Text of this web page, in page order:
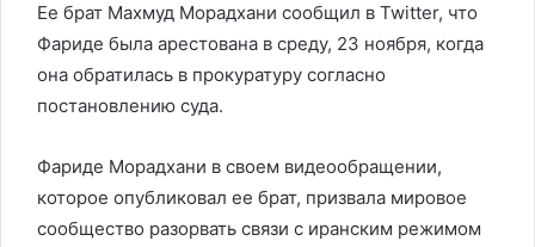
Ее брат Махмуд Морадхани сообщил в Twitter, что
Фариде была арестована в среду, 23 ноября, когда
она обратилась в прокуратуру согласно
постановлению суда.
Фариде Морадхани в своем видеообращении,
которое опубликовал ее брат, призвала мировое
сообщество разорвать связи с иранским режимом